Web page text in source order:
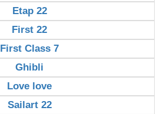
Etap 22
First 22
First Class 7
Ghibli
Love love
Sailart 22